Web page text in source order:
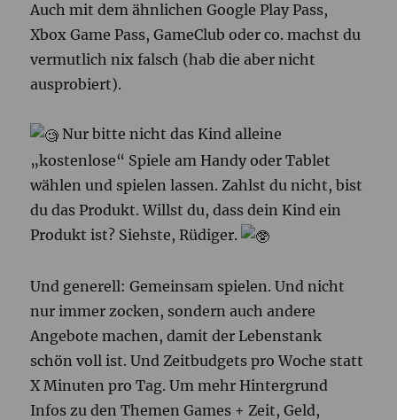
Auch mit dem ähnlichen Google Play Pass,
Xbox Game Pass, GameClub oder co. machst du
vermutlich nix falsch (hab die aber nicht
ausprobiert).
Nur bitte nicht das Kind alleine
„kostenlose“ Spiele am Handy oder Tablet
wählen und spielen lassen. Zahlst du nicht, bist
du das Produkt. Willst du, dass dein Kind ein
Produkt ist? Siehste, Rüdiger.
Und generell: Gemeinsam spielen. Und nicht
nur immer zocken, sondern auch andere
Angebote machen, damit der Lebenstank
schön voll ist. Und Zeitbudgets pro Woche statt
X Minuten pro Tag. Um mehr Hintergrund
Infos zu den Themen Games + Zeit, Geld,